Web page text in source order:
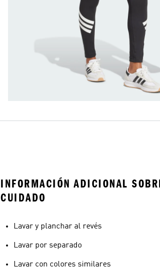
INFORMACIÓN ADICIONAL
CUIDADO
Lavar y planchar al revés
Lavar por separado
Lavar con colores similares